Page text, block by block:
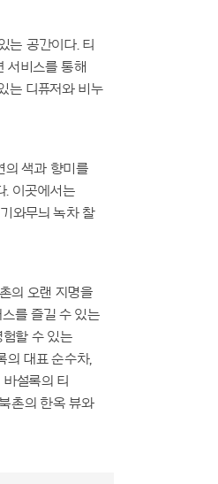
는 공간이다. 티
서비스를 통해
는 디퓨저와 비누
의 색과 향미를
. 이곳에서는
와무늬 녹차 찰
의 오랜 지명을
를 즐길 수 있는
할 수 있는
의 대표 순수차,
설록의 티
촌의 한옥 뷰와